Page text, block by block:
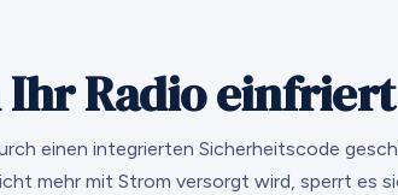
Ihr Radio einfriert
einen integrierten Sicherheitscode
mehr mit Strom versorgt wird, sperrt es